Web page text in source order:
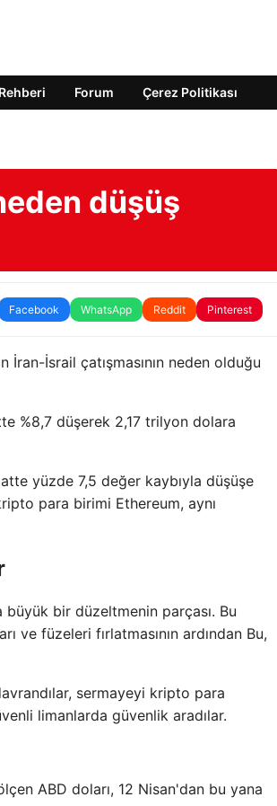
Forum Çerez Politikası
düşüş
Facebook WhatsApp Reddit Pinterest
İsrail çatışmasının neden olduğu
%8,7 düşerek 2,17 trilyon dolara
yüzde 7,5 değer kaybıyla düşüşe
para birimi Ethereum, aynı
bir düzeltmenin parçası. Bu
ve füzeleri fırlatmasının ardından Bu,
sermayeyi kripto para
limanlarda güvenlik aradılar.
ABD doları, 12 Nisan'dan bu yana